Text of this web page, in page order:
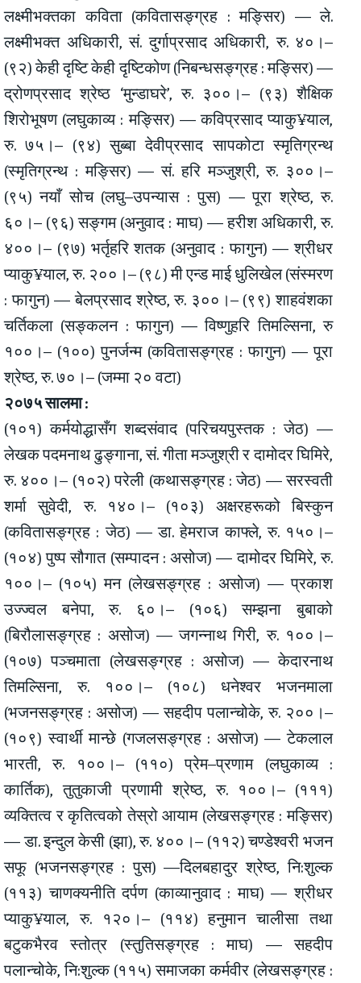
लक्ष्मीभक्तका कविता (कवितासङ्ग्रह : मङ्सिर) — ले.
लक्ष्मीभक्त अधिकारी, सं. दुर्गाप्रसाद अधिकारी, रु. ४०।–
(९२) केही दृष्टि केही दृष्टिकोण (निबन्धसङ्ग्रह : मङ्सिर) —
द्रोणप्रसाद श्रेष्ठ ‘मुन्डाघरे’, रु. ३००।– (९३) शैक्षिक
शिरोभूषण (लघुकाव्य : मङ्सिर) — कविप्रसाद प्याकु¥याल,
रु. ७५।– (९४) सुब्बा देवीप्रसाद सापकोटा स्मृतिग्रन्थ
(स्मृतिग्रन्थ : मङ्सिर) — सं. हरि मञ्जुश्री, रु. ३००।–
(९५) नयाँ सोच (लघु–उपन्यास : पुस) — पूरा श्रेष्ठ, रु.
६०।– (९६) सङ्गम (अनुवाद : माघ) — हरीश अधिकारी, रु.
४००।– (९७) भर्तृहरि शतक (अनुवाद : फागुन) — श्रीधर
प्याकु¥याल, रु. २००।– (९८) मी एन्ड माई धुलिखेल (संस्मरण
: फागुन) — बेलप्रसाद श्रेष्ठ, रु. ३००।– (९९) शाहवंशका
चर्तिकला (सङ्कलन : फागुन) — विष्णुहरि तिमल्सिना, रु
१००।– (१००) पुनर्जन्म (कवितासङ्ग्रह : फागुन) — पूरा
श्रेष्ठ, रु. ७०।– (जम्मा २० वटा)
२०७५ सालमा :
(१०१) कर्मयोद्धासँग शब्दसंवाद (परिचयपुस्तक : जेठ) —
लेखक पदमनाथ ढुङ्गाना, सं. गीता मञ्जुश्री र दामोदर घिमिरे,
रु. ४००।– (१०२) परेली (कथासङ्ग्रह : जेठ) — सरस्वती
शर्मा सुवेदी, रु. १४०।– (१०३) अक्षरहरूको बिस्कुन
(कवितासङ्ग्रह : जेठ) — डा. हेमराज काफ्ले, रु. १५०।–
(१०४) पुष्प सौगात (सम्पादन : असोज) — दामोदर घिमिरे, रु.
१००।– (१०५) मन (लेखसङ्ग्रह : असोज) — प्रकाश
उज्ज्वल बनेपा, रु. ६०।– (१०६) सम्झना बुबाको
(बिरौलासङ्ग्रह : असोज) — जगन्नाथ गिरी, रु. १००।–
(१०७) पञ्चमाता (लेखसङ्ग्रह : असोज) — केदारनाथ
तिमल्सिना, रु. १००।– (१०८) धनेश्वर भजनमाला
(भजनसङ्ग्रह : असोज) — सहदीप पलान्चोके, रु. २००।–
(१०९) स्वार्थी मान्छे (गजलसङ्ग्रह : असोज) — टेकलाल
भारती, रु. १००।– (११०) प्रेम–प्रणाम (लघुकाव्य :
कार्तिक), तुतुकाजी प्रणामी श्रेष्ठ, रु. १००।– (१११)
व्यक्तित्व र कृतित्वको तेस्रो आयाम (लेखसङ्ग्रह : मङ्सिर)
— डा. इन्दुल केसी (झा), रु. ४००।– (११२) चण्डेश्वरी भजन
सफू (भजनसङ्ग्रह : पुस) —दिलबहादुर श्रेष्ठ, नि:शुल्क
(११३) चाणक्यनीति दर्पण (काव्यानुवाद : माघ) — श्रीधर
प्याकु¥याल, रु. १२०।– (११४) हनुमान चालीसा तथा
बटुकभैरव स्तोत्र (स्तुतिसङ्ग्रह : माघ) — सहदीप
पलान्चोके, नि:शुल्क (११५) समाजका कर्मवीर (लेखसङ्ग्रह :